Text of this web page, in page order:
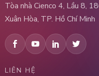
Tòa nhà Cienco 4, Lầu 8,
Xuân Hòa, TP. Hồ Chí Minh
LIÊN HỆ